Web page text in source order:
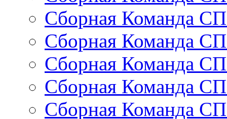
Сборная Команда
Сборная Команда
Сборная Команда
Сборная Команда
Сборная Команда